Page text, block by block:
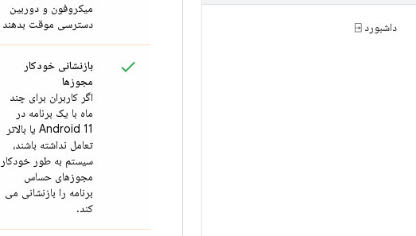
داشبورد ⍈
میکروفون و دوربین
دسترسی موقت بدهند
بازنشانی خودکار
مجوزها
اگر کاربران برای چند
ماه با یک برنامه در
Android 11 یا بالاتر
تعامل نداشته باشند،
سیستم به طور خودکار
مجوزهای حساس
برنامه را بازنشانی می
کند.